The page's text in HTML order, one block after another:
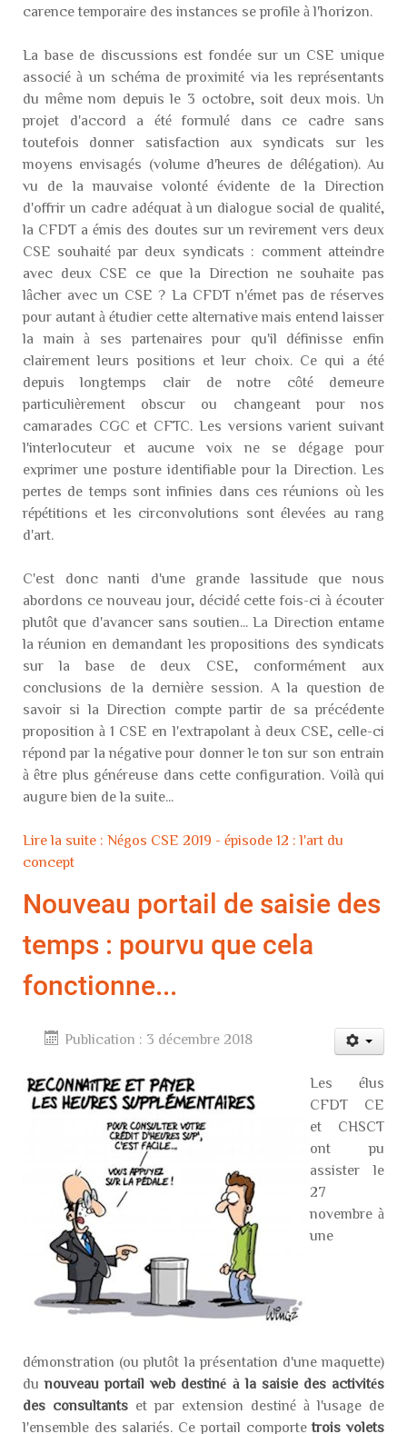
carence temporaire des instances se profile à l'horizon.
La base de discussions est fondée sur un CSE unique
associé à un schéma de proximité via les représentants
du même nom depuis le 3 octobre, soit deux mois. Un
projet d'accord a été formulé dans ce cadre sans
toutefois donner satisfaction aux syndicats sur les
moyens envisagés (volume d'heures de délégation). Au
vu de la mauvaise volonté évidente de la Direction
d'offrir un cadre adéquat à un dialogue social de qualité,
la CFDT a émis des doutes sur un revirement vers deux
CSE souhaité par deux syndicats : comment atteindre
avec deux CSE ce que la Direction ne souhaite pas
lâcher avec un CSE ? La CFDT n'émet pas de réserves
pour autant à étudier cette alternative mais entend laisser
la main à ses partenaires pour qu'il définisse enfin
clairement leurs positions et leur choix. Ce qui a été
depuis longtemps clair de notre côté demeure
particulièrement obscur ou changeant pour nos
camarades CGC et CFTC. Les versions varient suivant
l'interlocuteur et aucune voix ne se dégage pour
exprimer une posture identifiable pour la Direction. Les
pertes de temps sont infinies dans ces réunions où les
répétitions et les circonvolutions sont élevées au rang
d'art.
C'est donc nanti d'une grande lassitude que nous
abordons ce nouveau jour, décidé cette fois-ci à écouter
plutôt que d'avancer sans soutien... La Direction entame
la réunion en demandant les propositions des syndicats
sur la base de deux CSE, conformément aux
conclusions de la dernière session. A la question de
savoir si la Direction compte partir de sa précédente
proposition à 1 CSE en l'extrapolant à deux CSE, celle-ci
répond par la négative pour donner le ton sur son entrain
à être plus généreuse dans cette configuration. Voilà qui
augure bien de la suite...
Lire la suite : Négos CSE 2019 - épisode 12 : l'art du
concept
Nouveau portail de saisie des
temps : pourvu que cela
fonctionne...
Publication : 3 décembre 2018
Les élus
CFDT CE
et CHSCT
ont pu
assister le
27
novembre à
une
démonstration (ou plutôt la présentation d'une maquette)
dunouveau portail web destiné à la saisie des activités
des consultants et par extension destiné à l'usage de
l'ensemble des salariés. Ce portail comportetrois volets